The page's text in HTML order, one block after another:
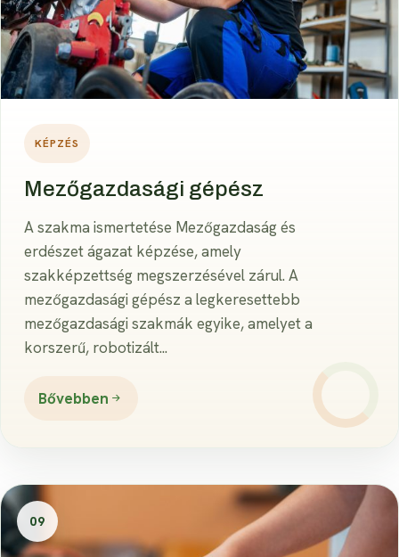
KÉPZÉS
Mezőgazdasági gépész
A szakma ismertetése Mezőgazdaság és
erdészet ágazat képzése, amely
szakképzettség megszerzésével zárul. A
mezőgazdasági gépész a legkeresettebb
mezőgazdasági szakmák egyike, amelyet a
korszerű, robotizált...
Bővebben
09